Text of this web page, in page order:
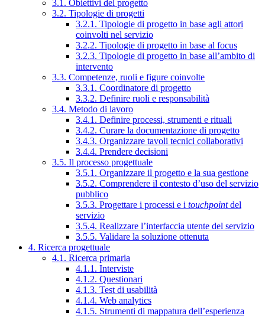
3.1. Obiettivi del progetto
3.2. Tipologie di progetti
3.2.1. Tipologie di progetto in base agli attori
coinvolti nel servizio
3.2.2. Tipologie di progetto in base al focus
3.2.3. Tipologie di progetto in base all’ambito di
intervento
3.3. Competenze, ruoli e figure coinvolte
3.3.1. Coordinatore di progetto
3.3.2. Definire ruoli e responsabilità
3.4. Metodo di lavoro
3.4.1. Definire processi, strumenti e rituali
3.4.2. Curare la documentazione di progetto
3.4.3. Organizzare tavoli tecnici collaborativi
3.4.4. Prendere decisioni
3.5. Il processo progettuale
3.5.1. Organizzare il progetto e la sua gestione
3.5.2. Comprendere il contesto d’uso del servizio
pubblico
3.5.3. Progettare i processi e i touchpointdel
servizio
3.5.4. Realizzare l’interfaccia utente del servizio
3.5.5. Validare la soluzione ottenuta
4. Ricerca progettuale
4.1. Ricerca primaria
4.1.1. Interviste
4.1.2. Questionari
4.1.3. Test di usabilità
4.1.4. Web analytics
4.1.5. Strumenti di mappatura dell’esperienza